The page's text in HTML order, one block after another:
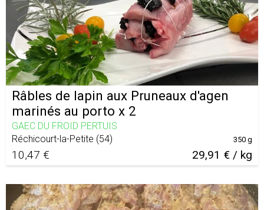
Râbles de lapin aux Pruneaux d'agen
marinés au porto x 2
GAEC DU FROID PERTUIS
Réchicourt-la-Petite (54)
10,47 € 29,91 € / kg
350 g